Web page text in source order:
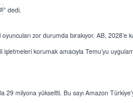
” dedi.
zor durumda bırakıyor. AB, 2028’e
korumak amacıyla Temu’yu
29 milyona yükseltti. Bu sayı Amazon